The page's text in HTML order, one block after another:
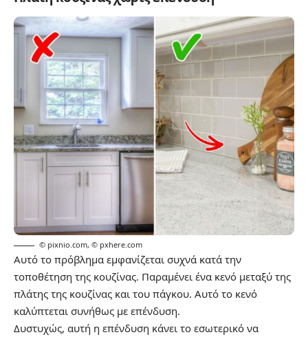
© pixnio.com, © pxhere.com
Αυτό το πρόβλημα εμφανίζεται συχνά κατά την
τοποθέτηση της κουζίνας. Παραμένει ένα κενό μεταξύ της
πλάτης της κουζίνας και του πάγκου. Αυτό το κενό
καλύπτεται συνήθως με επένδυση.
Δυστυχώς, αυτή η επένδυση κάνει το εσωτερικό να